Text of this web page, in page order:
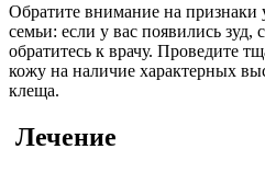
Обратите внимание на признаки
семьи: если у вас появились
обратитесь к врачу. Проведите
кожу на наличие характерных
клеща.
Лечение